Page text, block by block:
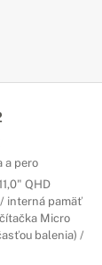
a pero
QHD
/ interná pamäť
Micro
balenia) /